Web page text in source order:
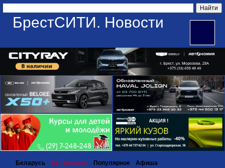
БрестСИТИ. Новости
Беларусь Все новости Популярное Афиша